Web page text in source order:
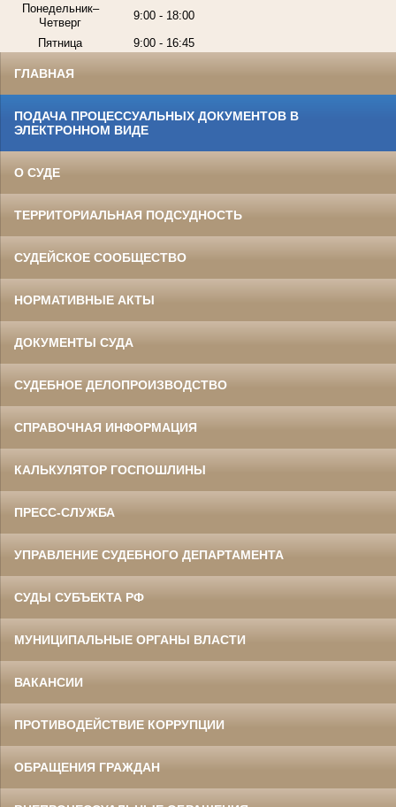
Понедельник–
Четверг
9:00 - 18:00
Пятница 9:00 - 16:45
ГЛАВНАЯ
ПОДАЧА ПРОЦЕССУАЛЬНЫХ ДОКУМЕНТОВ В
ЭЛЕКТРОННОМ ВИДЕ
О СУДЕ
ТЕРРИТОРИАЛЬНАЯ ПОДСУДНОСТЬ
СУДЕЙСКОЕ СООБЩЕСТВО
НОРМАТИВНЫЕ АКТЫ
ДОКУМЕНТЫ СУДА
СУДЕБНОЕ ДЕЛОПРОИЗВОДСТВО
СПРАВОЧНАЯ ИНФОРМАЦИЯ
КАЛЬКУЛЯТОР ГОСПОШЛИНЫ
ПРЕСС-СЛУЖБА
УПРАВЛЕНИЕ СУДЕБНОГО ДЕПАРТАМЕНТА
СУДЫ СУБЪЕКТА РФ
МУНИЦИПАЛЬНЫЕ ОРГАНЫ ВЛАСТИ
ВАКАНСИИ
ПРОТИВОДЕЙСТВИЕ КОРРУПЦИИ
ОБРАЩЕНИЯ ГРАЖДАН